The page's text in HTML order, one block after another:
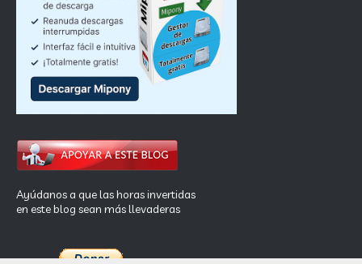
Ayúdanos a que las horas invertidas
en este blog sean más llevaderas